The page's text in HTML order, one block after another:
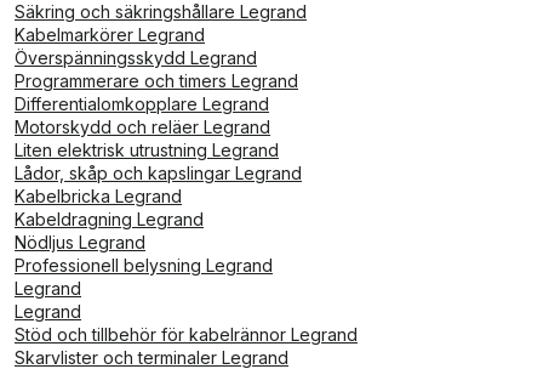
Säkring och säkringshållare Legrand
Kabelmarkörer Legrand
Överspänningsskydd Legrand
Programmerare och timers Legrand
Differentialomkopplare Legrand
Motorskydd och reläer Legrand
Liten elektrisk utrustning Legrand
Lådor, skåp och kapslingar Legrand
Kabelbricka Legrand
Kabeldragning Legrand
Nödljus Legrand
Professionell belysning Legrand
Legrand
Legrand
Stöd och tillbehör för kabelrännor Legrand
Skarvlister och terminaler Legrand